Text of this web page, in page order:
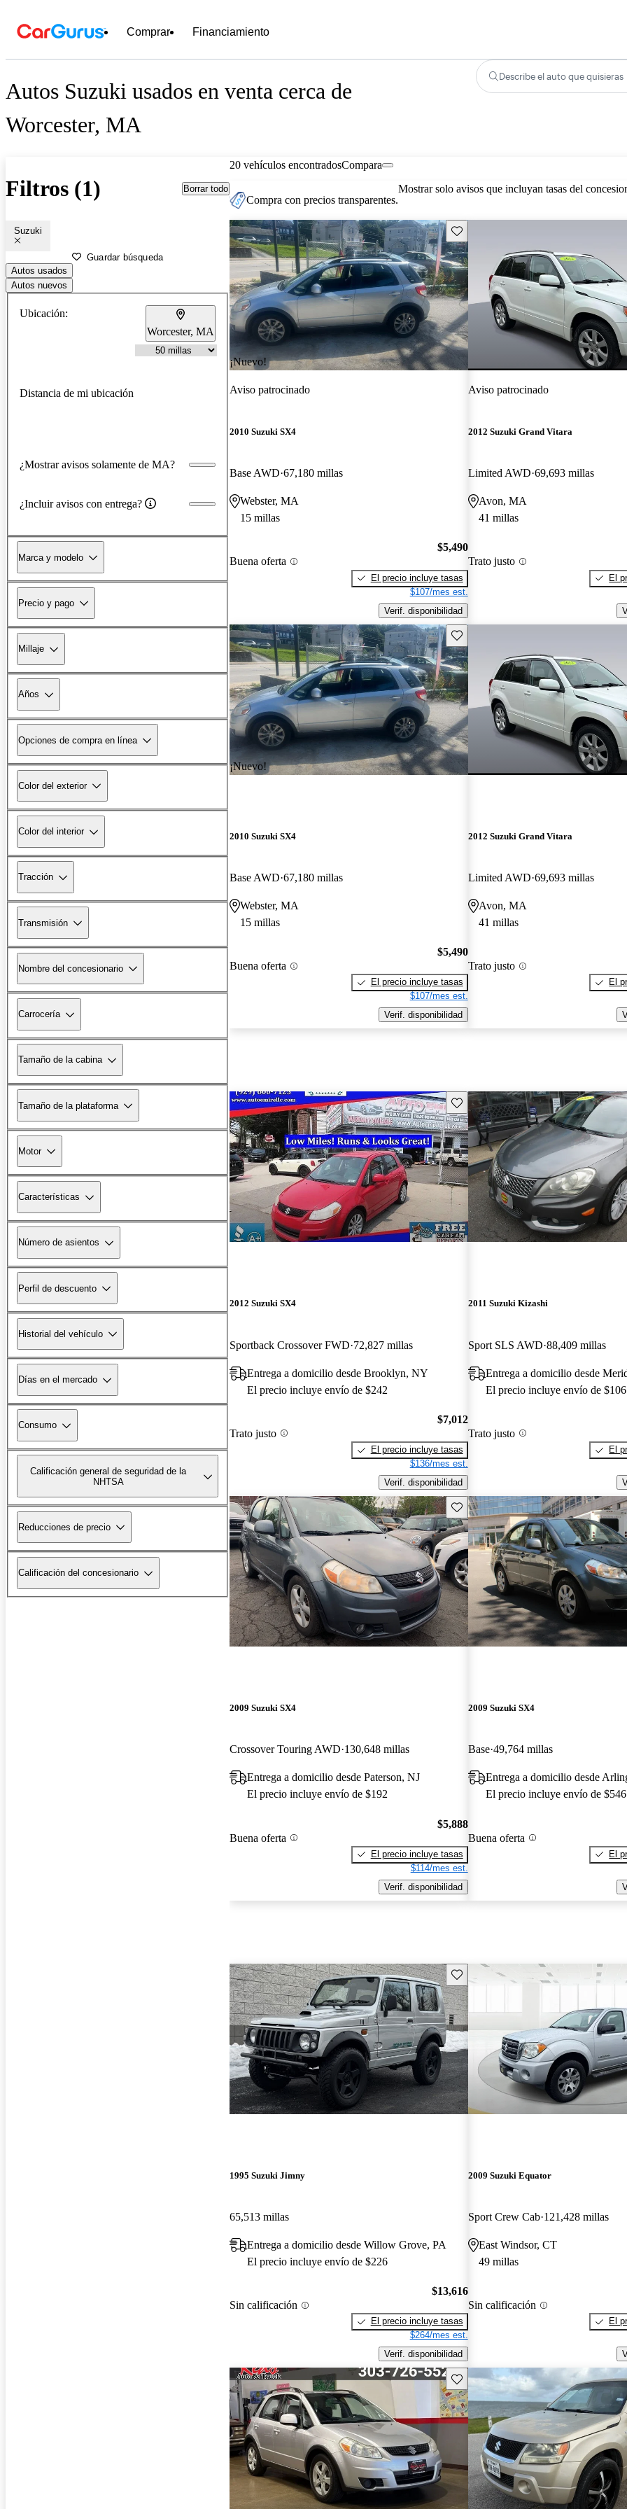
Comprar Financiamiento
Autos Suzuki usados en venta cerca de
Worcester, MA
Describe el auto que quisieras
Filtros (1) Borrar todo
Suzuki
Guardar búsqueda
Autos usados
Autos nuevos
Ubicación:
Worcester, MA
Distancia de mi ubicación
¿Mostrar avisos solamente de MA?
¿Incluir avisos con entrega?
Marca y modelo
Precio y pago
Millaje
Años
Opciones de compra en línea
Color del exterior
Color del interior
Tracción
Transmisión
Nombre del concesionario
Carrocería
Tamaño de la cabina
Tamaño de la plataforma
Motor
Características
Número de asientos
Perfil de descuento
Historial del vehículo
Días en el mercado
Consumo
Calificación general de seguridad de la
NHTSA
Reducciones de precio
Calificación del concesionario
20 vehículos encontradosCompara
Compra con precios transparentes.
Mostrar solo avisos que incluyan tasas del
¡Nuevo!
Guarda este Aviso
Aviso patrocinado
2010 Suzuki SX4
Base AWD 67,180 millas
Webster, MA
15 millas
Buena oferta
$5,490
El precio incluye tasas
$107/mes est.
Verif. disponibilidad
Aviso patrocinado
2012 Suzuki Grand Vitara
Limited AWD 69,693 millas
Avon, MA
41 millas
Trato justo
El
¡Nuevo!
Guarda este Aviso
2010 Suzuki SX4
Base AWD 67,180 millas
Webster, MA
15 millas
Buena oferta
$5,490
El precio incluye tasas
$107/mes est.
Verif. disponibilidad
2012 Suzuki Grand Vitara
Limited AWD 69,693 millas
Avon, MA
41 millas
Trato justo
El
Guarda este Aviso
2012 Suzuki SX4
Sportback Crossover FWD 72,827 millas
Entrega a domicilio desde Brooklyn, NY
El precio incluye envío de $242
Trato justo
$7,012
El precio incluye tasas
$136/mes est.
Verif. disponibilidad
2011 Suzuki Kizashi
Sport SLS AWD 88,409 millas
Entrega a domicilio desde
El precio incluye envío de $106
Trato justo
El
Guarda este Aviso
2009 Suzuki SX4
Crossover Touring AWD 130,648 millas
Entrega a domicilio desde Paterson, NJ
El precio incluye envío de $192
Buena oferta
$5,888
El precio incluye tasas
$114/mes est.
Verif. disponibilidad
2009 Suzuki SX4
Base 49,764 millas
Entrega a domicilio desde
El precio incluye envío de $546
Buena oferta
El
Guarda este Aviso
1995 Suzuki Jimny
65,513 millas
Entrega a domicilio desde Willow Grove, PA
El precio incluye envío de $226
Sin calificación
$13,616
El precio incluye tasas
$264/mes est.
Verif. disponibilidad
2009 Suzuki Equator
Sport Crew Cab 121,428 millas
East Windsor, CT
49 millas
Sin calificación
El
Guarda este Aviso